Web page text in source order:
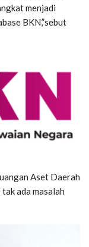
menjadi
BKN,”sebut
Aset Daerah
ada masalah